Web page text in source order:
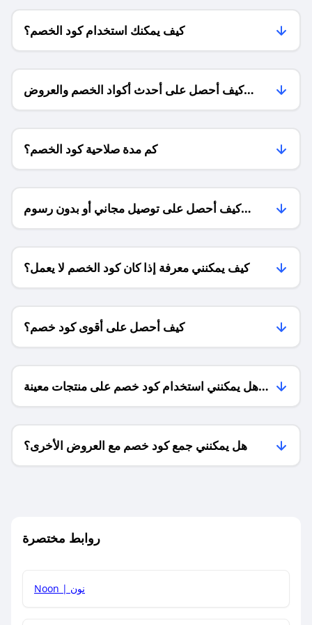
كيف يمكنك استخدام كود الخصم؟
كيف أحصل على أحدث أكواد الخصم والعروض
للمتاجر؟
كم مدة صلاحية كود الخصم؟
كيف أحصل على توصيل مجاني أو بدون رسوم
الشحن ؟
كيف يمكنني معرفة إذا كان كود الخصم لا يعمل؟
كيف أحصل على أقوى كود خصم؟
هل يمكنني استخدام كود خصم على منتجات معينة
فقط؟
هل يمكنني جمع كود خصم مع العروض الأخرى؟
روابط مختصرة
Noon | نون